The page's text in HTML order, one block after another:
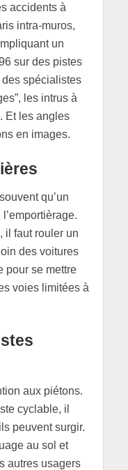
accidents à
intra-muros,
un
sur des pistes
spécialistes
les intrus à
Et les angles
en images.
qu’un
il faut rouler un
des voitures
pour se mettre
voies limitées à
aux piétons.
cyclable, il
peuvent surgir.
au sol et
autres usagers